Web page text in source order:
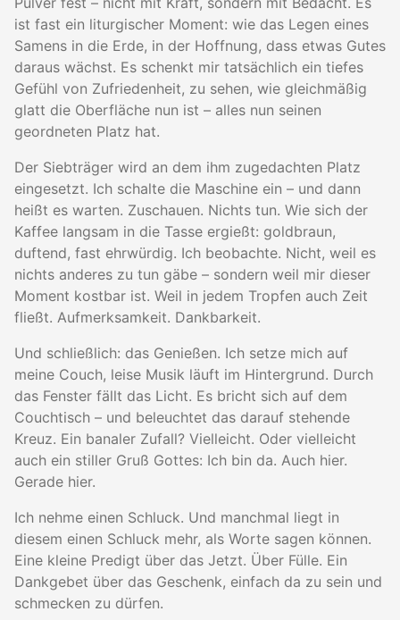
ist fast ein liturgischer Moment: wie das Legen eines
Samens in die Erde, in der Hoffnung, dass etwas Gutes
daraus wächst. Es schenkt mir tatsächlich ein tiefes
Gefühl von Zufriedenheit, zu sehen, wie gleichmäßig
glatt die Oberfläche nun ist – alles nun seinen
geordneten Platz hat.
Der Siebträger wird an dem ihm zugedachten Platz
eingesetzt. Ich schalte die Maschine ein – und dann
heißt es warten. Zuschauen. Nichts tun. Wie sich der
Kaffee langsam in die Tasse ergießt: goldbraun,
duftend, fast ehrwürdig. Ich beobachte. Nicht, weil es
nichts anderes zu tun gäbe – sondern weil mir dieser
Moment kostbar ist. Weil in jedem Tropfen auch Zeit
fließt. Aufmerksamkeit. Dankbarkeit.
Und schließlich: das Genießen. Ich setze mich auf
meine Couch, leise Musik läuft im Hintergrund. Durch
das Fenster fällt das Licht. Es bricht sich auf dem
Couchtisch – und beleuchtet das darauf stehende
Kreuz. Ein banaler Zufall? Vielleicht. Oder vielleicht
auch ein stiller Gruß Gottes: Ich bin da. Auch hier.
Gerade hier.
Ich nehme einen Schluck. Und manchmal liegt in
diesem einen Schluck mehr, als Worte sagen können.
Eine kleine Predigt über das Jetzt. Über Fülle. Ein
Dankgebet über das Geschenk, einfach da zu sein und
schmecken zu dürfen.